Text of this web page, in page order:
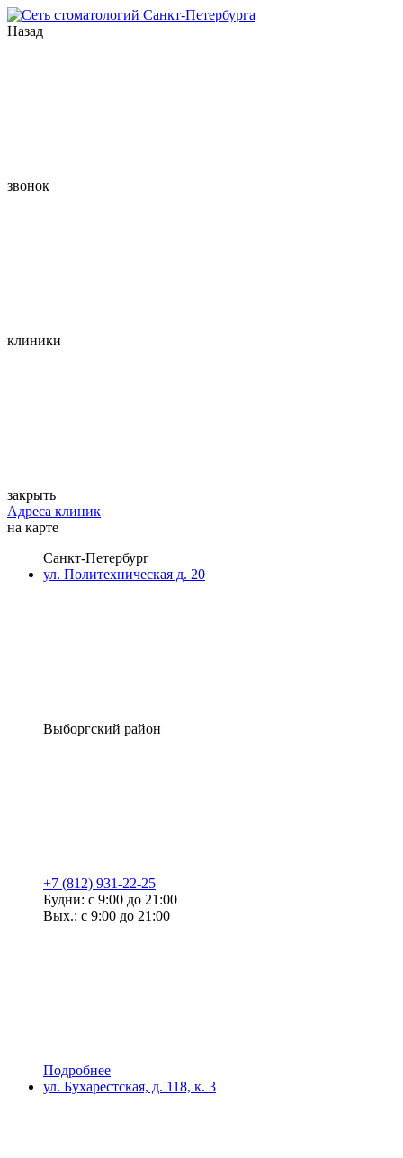
Назад
звонок
клиники
закрыть
Адреса клиник
на карте
Санкт-Петербург
ул. Политехническая д. 20
Выборгский район
+7 (812) 931-22-25
Будни: с 9:00 до 21:00
Вых.: с 9:00 до 21:00
Подробнее
ул. Бухарестская, д. 118, к. 3